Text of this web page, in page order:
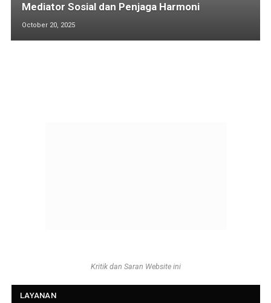
Mediator Sosial dan Penjaga Harmoni
October 20, 2025
Kritik dan Saran Website ini
LAYANAN